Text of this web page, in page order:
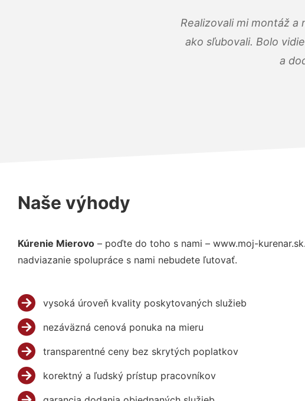
Realizovali mi montáž
ako sľubovali. Bolo
a
Naše výhody
Kúrenie Mierovo – poďte do toho s nami – www.moj-
nadviazanie spolupráce s nami nebudete ľutovať.
vysoká úroveň kvality poskytovaných služieb
nezáväzná cenová ponuka na mieru
transparentné ceny bez skrytých poplatkov
korektný a ľudský prístup pracovníkov